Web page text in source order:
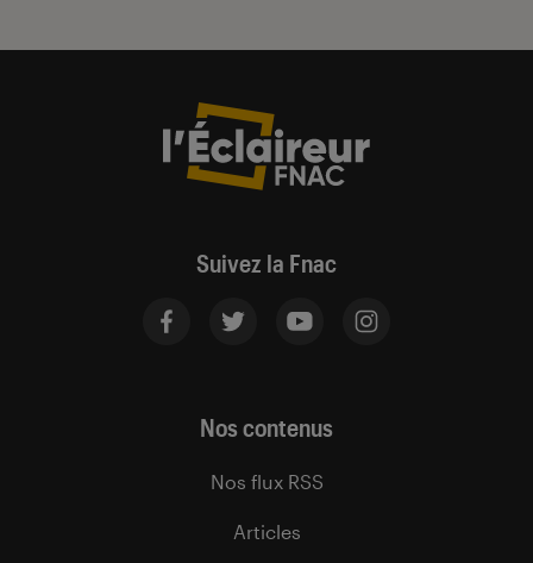
Suivez la Fnac
Nos contenus
Nos flux RSS
Articles